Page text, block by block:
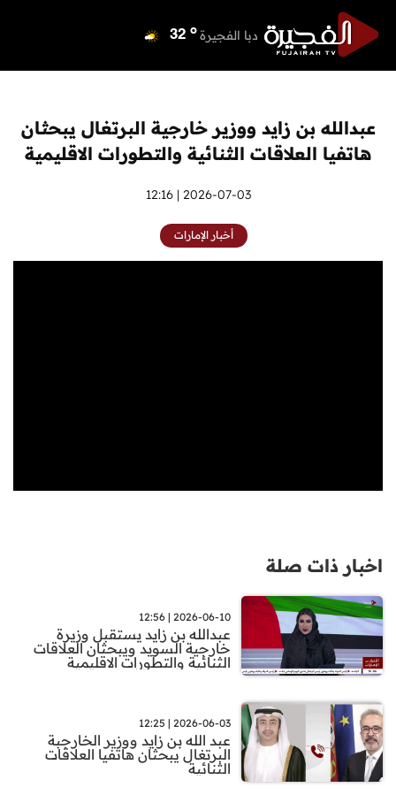
دبا الفجيرة 32 o
أم القيوين 35 o
راس الخيمة 35 o
الفجيرة 32 o
عبدالله بن زايد ووزير خارجية البرتغال يبحثان
هاتفيا العلاقات الثنائية والتطورات الاقليمية
2026-07-03 | 12:16
أخبار الإمارات
اخبار ذات صلة
2026-06-10 | 12:56
عبدالله بن زايد يستقبل وزيرة
خارجية السويد ويبحثان العلاقات
الثنائية والتطورات الاقليمية
2026-06-03 | 12:25
عبد الله بن زايد ووزير الخارجبة
البرتغال يبحثان هاتفيا العلاقات
الثنائية